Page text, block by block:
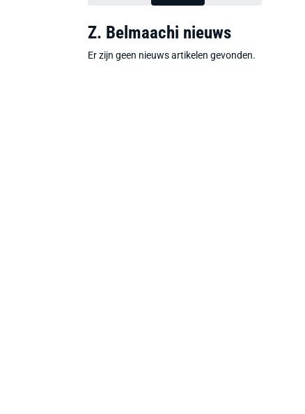
Z. Belmaachi nieuws
Er zijn geen nieuws artikelen gevonden.